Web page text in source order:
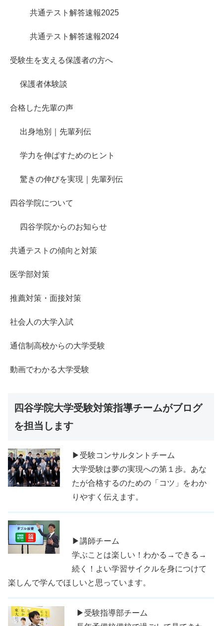
共通テスト解答速報2025
共通テスト解答速報2024
受験生を支える保護者の方へ
保護者体験談
合格した先輩の声
出身地別｜先輩列伝
学力を伸ばすためのヒント
驚きの伸びを実現｜先輩列伝
四谷学院について
四谷学院からのお知らせ
共通テストの傾向と対策
医学部対策
推薦対策・面接対策
社会人の大学入試
通信制高校からの大学受験
動画でわかる大学受験
四谷学院大学受験対策指導チームがブログ
を担当します
▶受験コンサルタントチーム
大学受験は夢の実現への第１歩。あな
たが合格するのための「コツ」をわか
りやすく伝えます。
▶講師チーム
学ぶことは楽しい！わかる→できる→
続く！よい学習サイクルを身につけて
楽しんで学んでほしいと思っています。
▶受験指導部チーム